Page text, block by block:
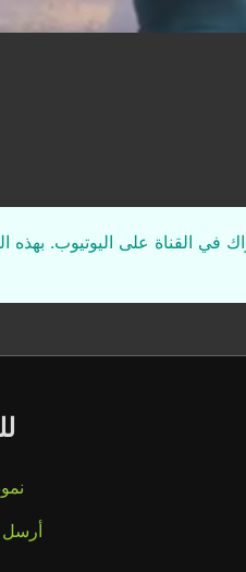
في القناة على اليوتيوب. بهذه
أرسل